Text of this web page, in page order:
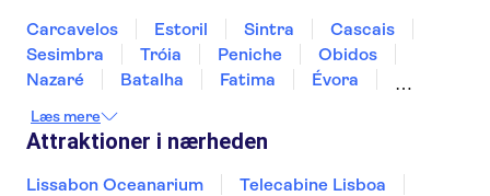
Carcavelos Estoril Sintra
Cascais
Sesimbra
Tróia Peniche
Obidos
Nazaré
Batalha Fatima
Évora
Læs mere
Attraktioner i nærheden
Lissabon Oceanarium
Telecabine Lisboa